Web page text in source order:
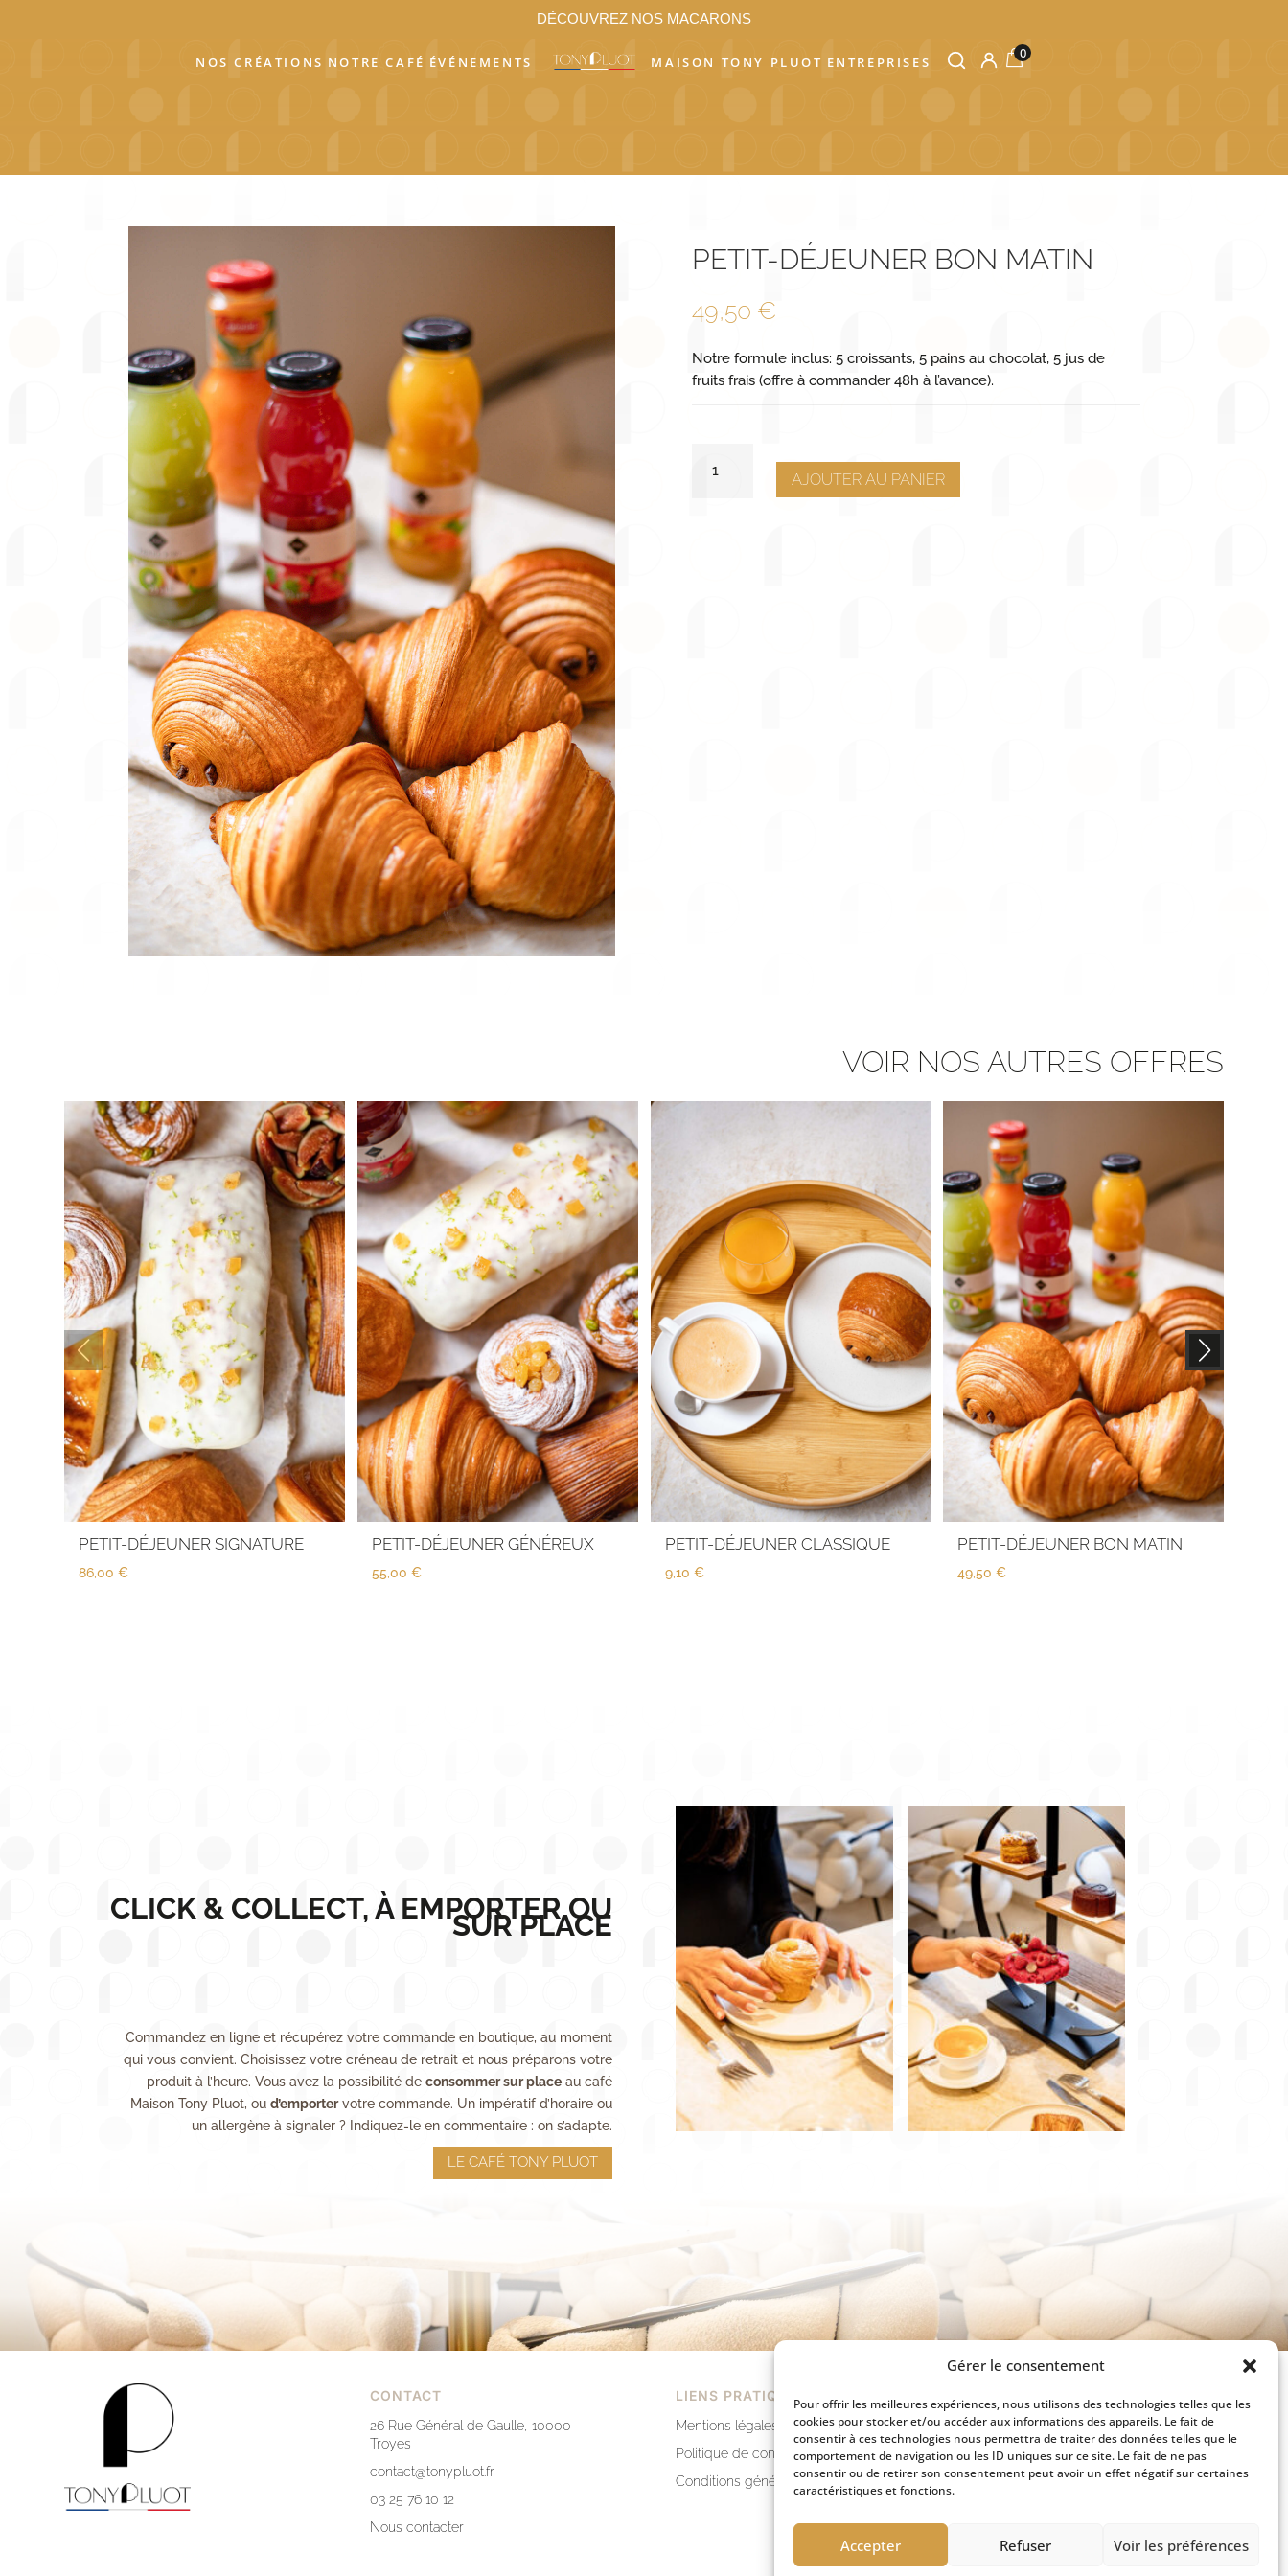
DÉCOUVREZ NOS MACARONS
Gérer le consentement
Pour offrir les meilleures expériences, nous utilisons des technologies telles que les
cookies pour stocker et/ou accéder aux informations des appareils. Le fait de
consentir à ces technologies nous permettra de traiter des données telles que le
comportement de navigation ou les ID uniques sur ce site. Le fait de ne pas
consentir ou de retirer son consentement peut avoir un effet négatif sur certaines
caractéristiques et fonctions.
Accepter Refuser Voir les préférences
NOS CRÉATIONS NOTRE CAFÉ ÉVÉNEMENTS MAISON TONY PLUOT ENTREPRISES
0
PETIT-DÉJEUNER BON MATIN
49,50 €
Notre formule inclus: 5 croissants, 5 pains au chocolat, 5 jus de
fruits frais (offre à commander 48h à l’avance).
AJOUTER AU PANIER
VOIR NOS AUTRES OFFRES
PETIT-DÉJEUNER SIGNATURE
86,00€
PETIT-DÉJEUNER GÉNÉREUX
55,00 €
PETIT-DÉJEUNER CLASSIQUE
9,10 €
PETIT-DÉJEUNER BON MATIN
49,50€
CLICK & COLLECT, À EMPORTER OU
SUR PLACE
Commandez en ligne et récupérez votre commande en boutique, au moment
qui vous convient. Choisissez votre créneau de retrait et nous préparons votre
produit à l’heure. Vous avez la possibilité de consommer sur placeau café
Maison Tony Pluot, ou d’emportervotre commande. Un impératif d’horaire ou
un allergène à signaler ? Indiquez-le en commentaire : on s’adapte.
LE CAFÉ TONY PLUOT
CONTACT
26 Rue Général de Gaulle, 10000
Troyes
contact@tonypluot.fr
03 25 76 10 12
Nous contacter
LIENS PRATIQUES
Mentions légales
Politique de confidentialité
Conditions générales de ventes
ESPACE PRESSE